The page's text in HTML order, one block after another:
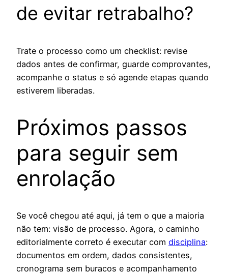
de evitar retrabalho?
Trate o processo como um checklist: revise
dados antes de confirmar, guarde comprovantes,
acompanhe o status e só agende etapas quando
estiverem liberadas.
Próximos passos
para seguir sem
enrolação
Se você chegou até aqui, já tem o que a maioria
não tem: visão de processo. Agora, o caminho
editorialmente correto é executar com disciplina:
documentos em ordem, dados consistentes,
cronograma sem buracos e acompanhamento